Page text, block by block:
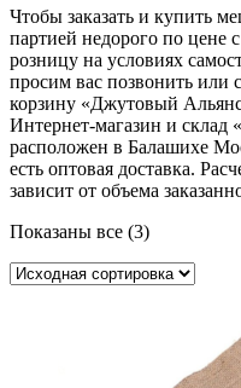
Чтобы заказать и купить
партией недорого по цене
розницу на условиях
просим вас позвонить или
корзину «Джутовый
Интернет-магазин и
расположен в Балашихе
есть оптовая доставка.
зависит от объема
Показаны все (3)